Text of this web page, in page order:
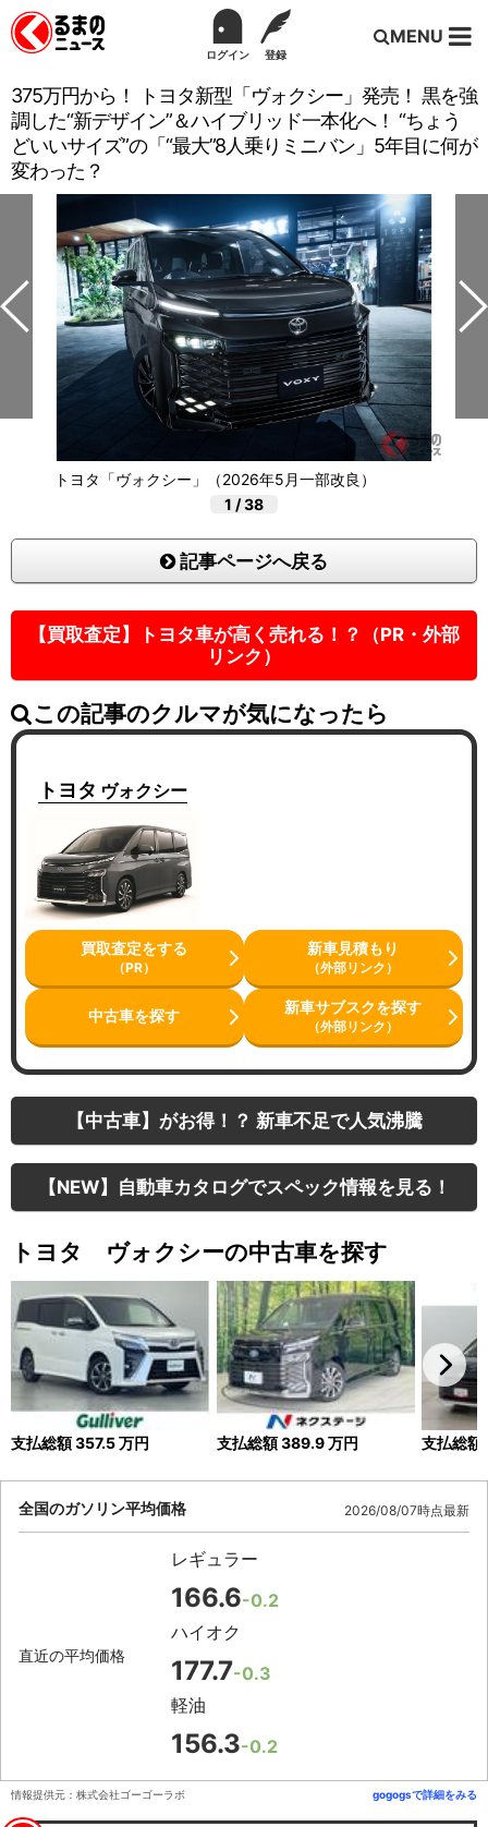
ログイン 登録
MENU
375万円から！ トヨタ新型「ヴォクシー」発売！ 黒を強
調した“新デザイン”＆ハイブリッド一本化へ！ “ちょう
どいいサイズ”の「“最大”8人乗りミニバン」5年目に何が
変わった？
トヨタ「ヴォクシー」（2026年5月一部改良）
1 /38
記事ページへ戻る
【買取査定】トヨタ車が高く売れる！？（PR・外部
リンク）
この記事のクルマが気になったら
トヨタ ヴォクシー
買取査定をする
（PR）
新車見積もり
（外部リンク）
中古車を探す 新車サブスクを探す
（外部リンク）
【中古車】がお得！？ 新車不足で人気沸騰
【NEW】自動車カタログでスペック情報を見る！
トヨタ ヴォクシーの中古車を探す
支払総額357.5万円 支払総額389.9万円 支払総額
全国のガソリン平均価格 2026/08/07時点最新
直近の平均価格
レギュラー
166.6-0.2
ハイオク
177.7-0.3
軽油
156.3-0.2
情報提供元：株式会社ゴーゴーラボ gogogsで詳細をみる